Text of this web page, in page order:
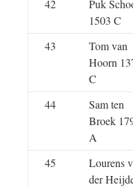
42
Puk
1503 C
43
Tom van
Hoorn
C
44
Sam ten
Broek
A
45
Lourens
der